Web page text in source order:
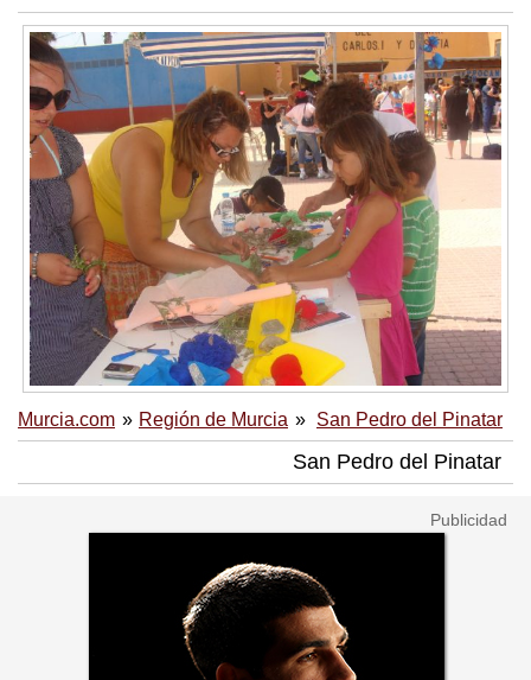
Murcia.com Región de Murcia San Pedro del Pinatar
San Pedro del Pinatar